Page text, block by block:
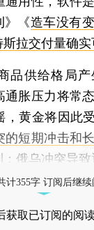
《造车没有
拉交付量确
供给格局产
通胀压力将常
，黄金将因
的短期冲击和
：俄乌冲突导
计355字 订阅后继续
获取已订阅的阅